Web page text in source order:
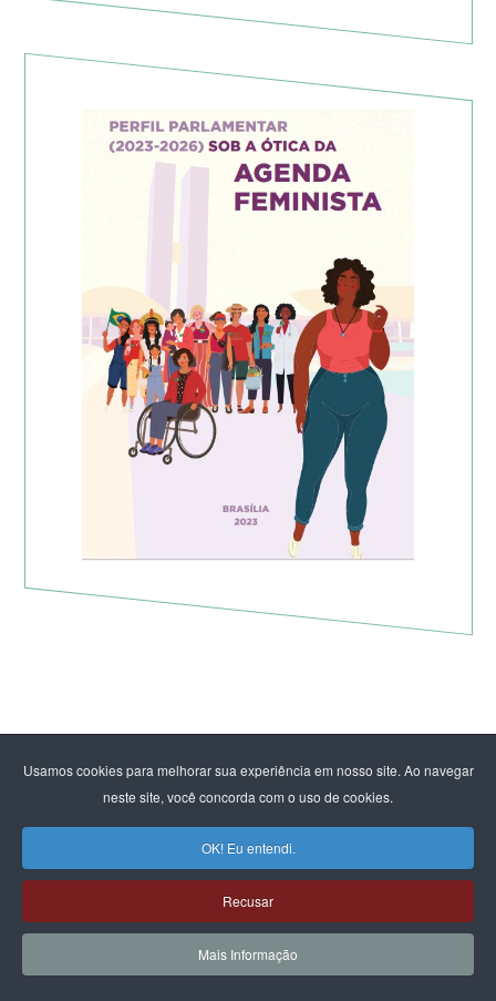
Usamos cookies para melhorar sua experiência em nosso site. Ao navegar
neste site, você concorda com o uso de cookies.
OK! Eu entendi.
Recusar
Mais Informação